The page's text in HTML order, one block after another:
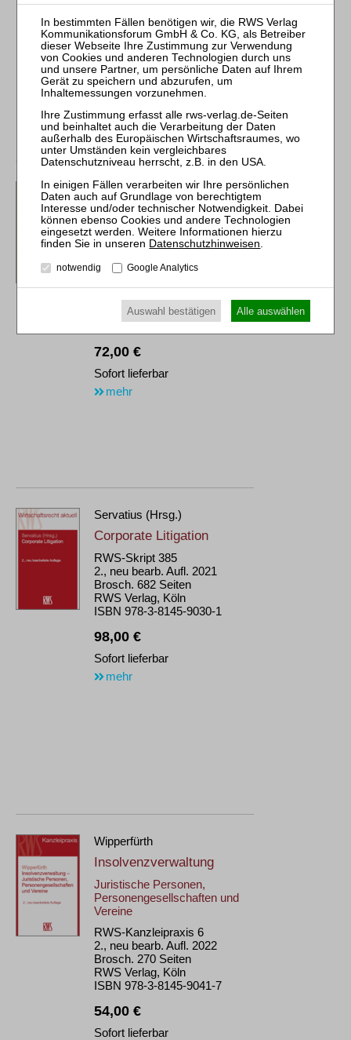
Brosch. 276 Seiten
RWS Verlag, Köln
ISBN 978-3-8145-1650-9
58,00 €
Sofort lieferbar
mehr
Kleindiek
Die Anfechtung der
Eröffnungsentscheidung
nach Art. 5 EuInsVO
61
1. Aufl. 2022
Brosch. 316 Seiten
RWS Verlag, Köln
ISBN 978-3-8145-1661-5
72,00 €
Sofort lieferbar
mehr
Servatius (Hrsg.)
Corporate Litigation
RWS-Skript 385
2., neu bearb. Aufl. 2021
Brosch. 682 Seiten
RWS Verlag, Köln
ISBN 978-3-8145-9030-1
98,00 €
Sofort lieferbar
mehr
Wipperfürth
Insolvenzverwaltung
Juristische Personen,
Personengesellschaften und
Vereine
RWS-Kanzleipraxis 6
2., neu bearb. Aufl. 2022
Brosch. 270 Seiten
RWS Verlag, Köln
ISBN 978-3-8145-9041-7
54,00 €
Sofort lieferbar
Datenschutzhinweisen
notwendig Google Analytics
Auswahl bestätigen Alle auswählen